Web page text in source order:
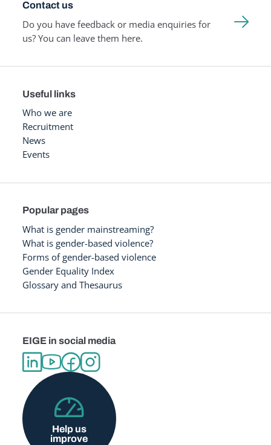
Contact us
Do you have feedback or media enquiries for
us? You can leave them here.
Useful links
Who we are
Recruitment
News
Events
Popular pages
What is gender mainstreaming?
What is gender-based violence?
Forms of gender-based violence
Gender Equality Index
Glossary and Thesaurus
EIGE in social media
Help us
improve